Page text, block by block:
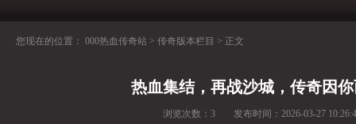
您现在的位置： 000热血传奇站 > 传奇版本栏目 > 正文
热血集结，再战沙城，传奇因
浏览次数： 3 发布时间： 2026-03-27